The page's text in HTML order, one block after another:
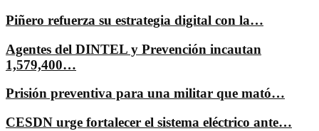
Piñero refuerza su estrategia digital con la…
Agentes del DINTEL y Prevención incautan
1,579,400…
Prisión preventiva para una militar que mató…
CESDN urge fortalecer el sistema eléctrico ante…